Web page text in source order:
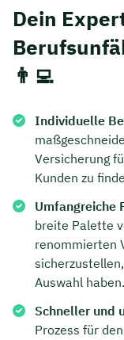
Dein
👨‍💻
Individuelle
Versicherung
Kunden zu
Umfangreiche
breite Palette
renommierten
Auswahl haben.
Schneller und
Prozess für